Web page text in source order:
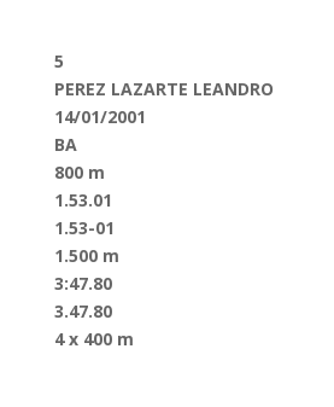
5
PEREZ LAZARTE LEANDRO
14/01/2001
BA
800 m
1.53.01
1.53-01
1.500 m
3:47.80
3.47.80
4 x 400 m